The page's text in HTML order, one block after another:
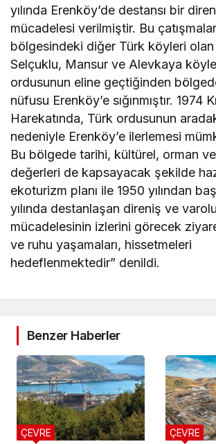
yılında Erenköy’de destansı bir
mücadelesi verilmiştir. Bu
bölgesindeki diğer Türk köyleri
Selçuklu, Mansur ve Alevkaya
ordusunun eline geçtiğinden
nüfusu Erenköy’e sığınmıştır. 1974
Harekatında, Türk ordusunun
nedeniyle Erenköy’e ilerlemesi
Bu bölgede tarihi, kültürel, orman
değerleri de kapsayacak şekilde
ekoturizm planı ile 1950 yılından
yılında destanlaşan direniş ve
mücadelesinin izlerini görecek
ve ruhu yaşamaları, hissetmeleri
hedeflenmektedir” denildi.
Benzer Haberler
ÇEVRE ÇEVRE